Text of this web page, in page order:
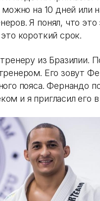
на 10 дней или
Я понял, что
короткий срок.
из Бразилии.
Его зовут
пояса. Фернандо
и я пригласил его